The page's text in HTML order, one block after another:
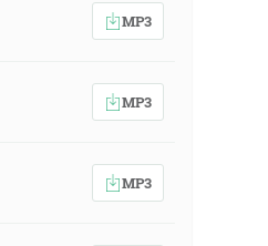
MP3
MP3
MP3